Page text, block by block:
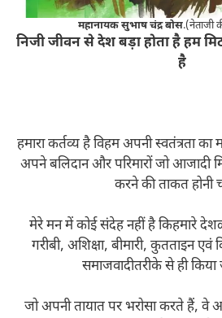
महानायक सुभाष चंद्र बोस.(नेताजी
निजी जीवन से देश बड़ा होता है हम
है
हमारा कर्तव्य है विहम अपनी स्वतंत्रता
अपने बलिदान और परिमारों जो आजादी
करने की ताकत होनी
मेरे मन में कोई संदेह नहीं है किहमारे
गरीबी, अशिक्षा, बीमारी, कुतताइन एवं
समाजवादीतरीके से ही
जो अपनी तायात पर भरोसा करते हैं,